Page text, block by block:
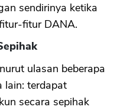
sendirinya ketika
fitur DANA.
ulasan beberapa
lain: terdapat
secara sepihak